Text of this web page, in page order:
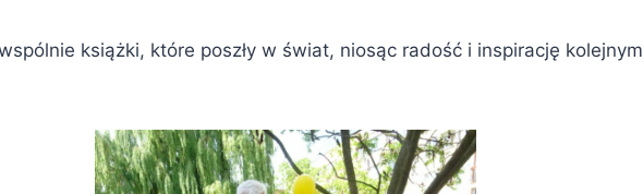
książki, które poszły w świat, niosąc radość i inspirację kolejnym